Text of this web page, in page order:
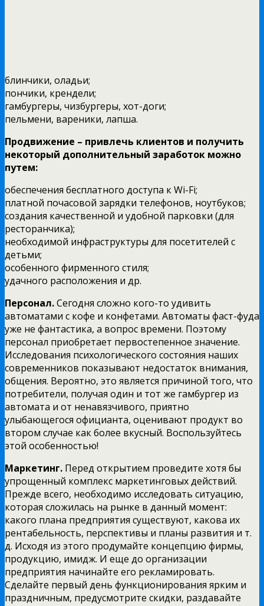
блинчики, оладьи;
пончики, крендели;
гамбургеры, чизбургеры, хот-доги;
пельмени, вареники, лапша.
Продвижение – привлечь клиентов и получить
некоторый дополнительный заработок можно
путем:
обеспечения бесплатного доступа к Wi-Fi;
платной почасовой зарядки телефонов, ноутбуков;
создания качественной и удобной парковки (для
ресторанчика);
необходимой инфраструктуры для посетителей с
детьми;
особенного фирменного стиля;
удачного расположения и др.
Персонал.Сегодня сложно кого-то удивить
автоматами с кофе и конфетами. Автоматы фаст-фуда
уже не фантастика, а вопрос времени. Поэтому
персонал приобретает первостепенное значение.
Исследования психологического состояния наших
современников показывают недостаток внимания,
общения. Вероятно, это является причиной того, что
потребители, получая один и тот же гамбургер из
автомата и от ненавязчивого, приятно
улыбающегося официанта, оценивают продукт во
втором случае как более вкусный. Воспользуйтесь
этой особенностью!
Маркетинг. Перед открытием проведите хотя бы
упрощенный комплекс маркетинговых действий.
Прежде всего, необходимо исследовать ситуацию,
которая сложилась на рынке в данный момент:
какого плана предприятия существуют, какова их
рентабельность, перспективы и планы развития и т.
д. Исходя из этого продумайте концепцию фирмы,
продукцию, имидж. И еще до организации
предприятия начинайте его рекламировать.
Сделайте первый день функционирования ярким и
праздничным, предусмотрите скидки, раздавайте